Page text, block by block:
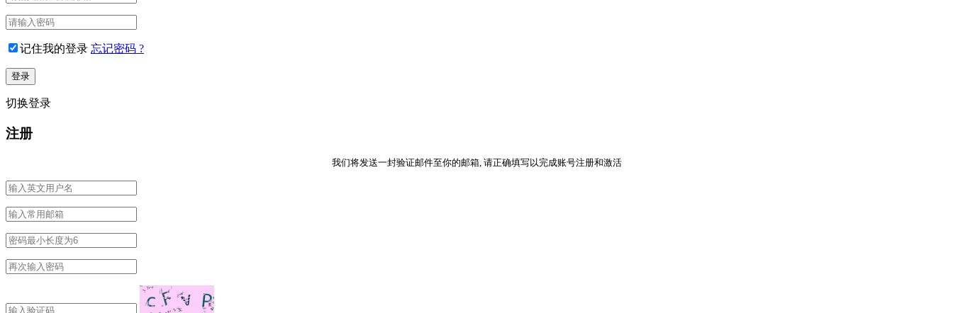
记住我的登录 忘记密码 ?
切换登录
注册
我们将发送一封验证邮件至你的邮箱, 请正确填写以完成账号注册和激活